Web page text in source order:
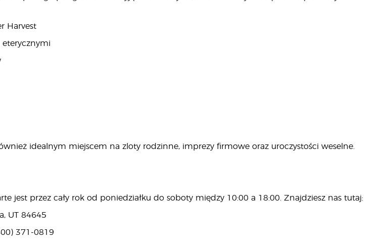
Harvest
eterycznymi
idealnym miejscem na zloty rodzinne, imprezy firmowe oraz uroczystości weselne.
jest przez cały rok od poniedziałku do soboty między 10:00 a 18:00. Znajdziesz nas tutaj:
UT 84645
371-0819